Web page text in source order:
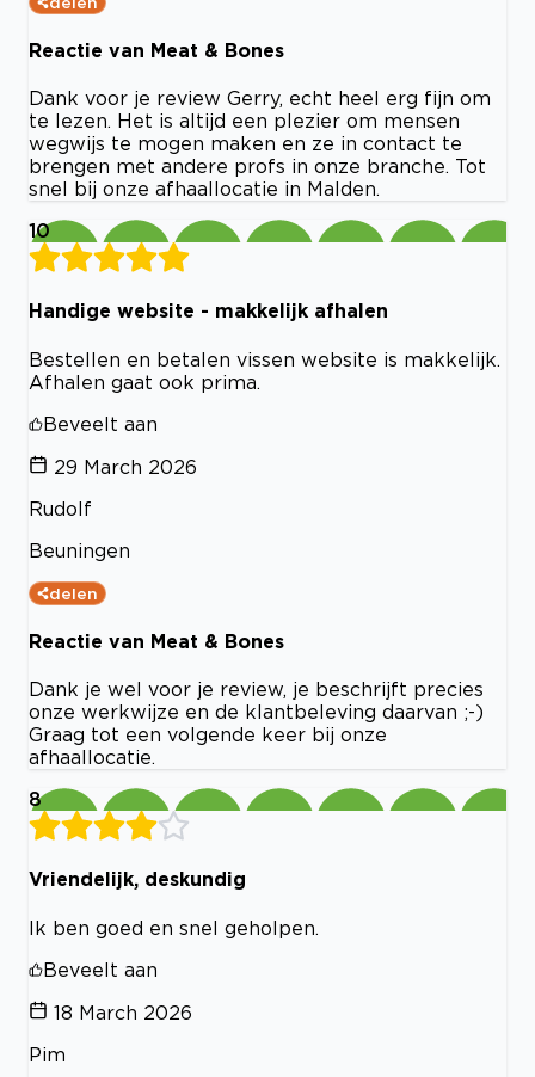
Reactie van Meat & Bones
Dank voor je review Gerry, echt heel erg fijn om
te lezen. Het is altijd een plezier om mensen
wegwijs te mogen maken en ze in contact te
brengen met andere profs in onze branche. Tot
snel bij onze afhaallocatie in Malden.
10
Handige website - makkelijk afhalen
Bestellen en betalen vissen website is makkelijk.
Afhalen gaat ook prima.
Beveelt aan
29 March 2026
Rudolf
Beuningen
delen
Reactie van Meat & Bones
Dank je wel voor je review, je beschrijft precies
onze werkwijze en de klantbeleving daarvan ;-)
Graag tot een volgende keer bij onze
afhaallocatie.
8
Vriendelijk, deskundig
Ik ben goed en snel geholpen.
Beveelt aan
18 March 2026
Pim